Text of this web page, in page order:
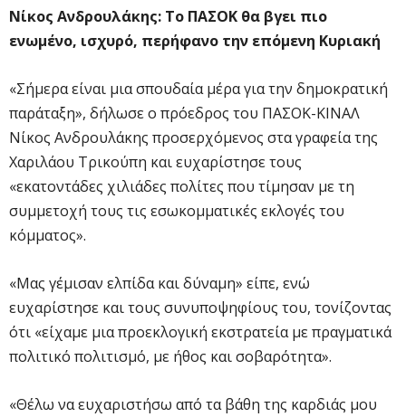
Νίκος Ανδρουλάκης: Το ΠΑΣΟΚ θα βγει πιο
ενωμένο, ισχυρό, περήφανο την επόμενη Κυριακή
«Σήμερα είναι μια σπουδαία μέρα για την δημοκρατική
παράταξη», δήλωσε ο πρόεδρος του ΠΑΣΟΚ-ΚΙΝΑΛ
Νίκος Ανδρουλάκης προσερχόμενος στα γραφεία της
Χαριλάου Τρικούπη και ευχαρίστησε τους
«εκατοντάδες χιλιάδες πολίτες που τίμησαν με τη
συμμετοχή τους τις εσωκομματικές εκλογές του
κόμματος».
«Μας γέμισαν ελπίδα και δύναμη» είπε, ενώ
ευχαρίστησε και τους συνυποψηφίους του, τονίζοντας
ότι «είχαμε μια προεκλογική εκστρατεία με πραγματικά
πολιτικό πολιτισμό, με ήθος και σοβαρότητα».
«Θέλω να ευχαριστήσω από τα βάθη της καρδιάς μου